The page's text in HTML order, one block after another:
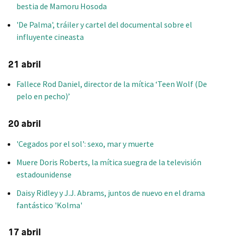
bestia de Mamoru Hosoda
'De Palma', tráiler y cartel del documental sobre el
influyente cineasta
21 abril
Fallece Rod Daniel, director de la mítica ‘Teen Wolf (De
pelo en pecho)’
20 abril
'Cegados por el sol': sexo, mar y muerte
Muere Doris Roberts, la mítica suegra de la televisión
estadounidense
Daisy Ridley y J.J. Abrams, juntos de nuevo en el drama
fantástico 'Kolma'
17 abril